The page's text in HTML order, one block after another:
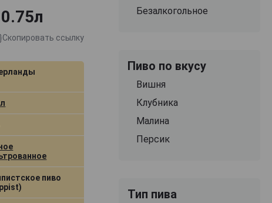
Скопировать ссылку
пиво
Безалкогольное
Пиво по вкусу
Вишня
Клубника
Малина
Персик
Тип пива